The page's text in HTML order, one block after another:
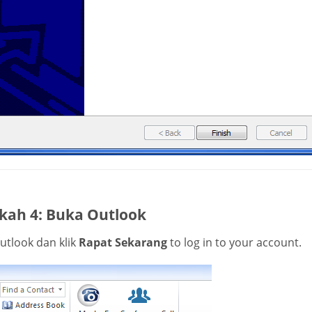
4: Buka Outlook
dan klik Rapat Sekarangto log in to your account.